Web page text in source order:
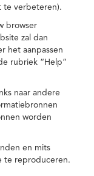
te verbeteren).
browser
zal dan
het aanpassen
rubriek “Help”
naar andere
worden
en mits
te reproduceren.